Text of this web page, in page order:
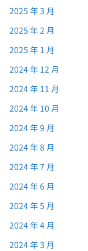
2025 年 3 月
2025 年 2 月
2025 年 1 月
2024 年 12 月
2024 年 11 月
2024 年 10 月
2024 年 9 月
2024 年 8 月
2024 年 7 月
2024 年 6 月
2024 年 5 月
2024 年 4 月
2024 年 3 月